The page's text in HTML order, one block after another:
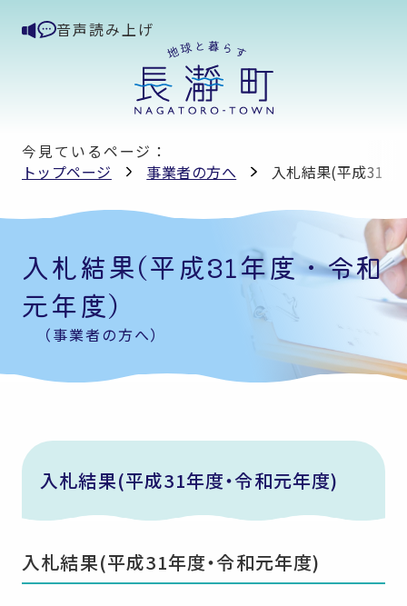
音声読み上げ
今見ているページ：
トップページ
事業者の方へ 入札結果(平成31年
入札結果(平成31年度・令和
元年度)
（事業者の方へ）
入札結果(平成31年度・令和元年度)
入札結果(平成31年度・令和元年度)